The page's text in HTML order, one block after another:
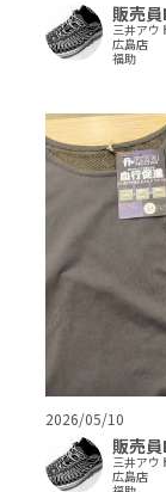
販売員
三井アウ
広島店
福助
2026/05/10
販売員
三井アウ
広島店